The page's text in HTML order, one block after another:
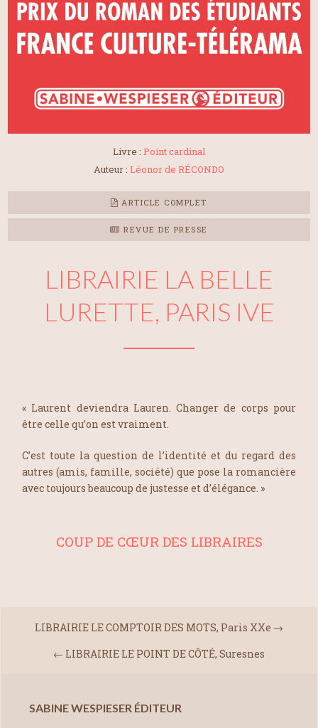
Livre : Point cardinal
Auteur : Léonor de RÉCONDO
ARTICLE COMPLET
REVUE DE PRESSE
LIBRAIRIE LA BELLE
LURETTE, PARIS IVE
« Laurent deviendra Lauren. Changer de corps pour
être celle qu’on est vraiment.
C’est toute la question de l’identité et du regard des
autres (amis, famille, société) que pose la romancière
avec toujours beaucoup de justesse et d’élégance. »
COUP DE CŒUR DES LIBRAIRES
LIBRAIRIE LE COMPTOIR DES MOTS, Paris XXe →
← LIBRAIRIE LE POINT DE CÔTÉ, Suresnes
SABINE WESPIESER ÉDITEUR